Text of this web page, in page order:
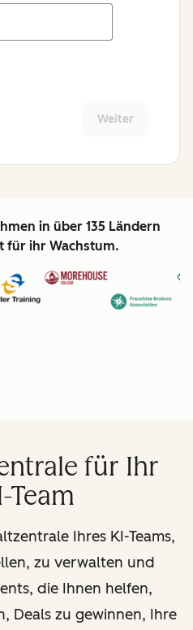
Weiter
in über 135 Ländern
für ihr Wachstum.
für Ihr
Team
Ihres KI-Teams,
zu verwalten und
die Ihnen helfen,
Deals zu gewinnen, Ihre